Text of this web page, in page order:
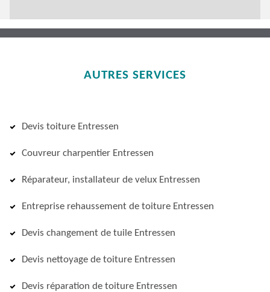
AUTRES SERVICES
Devis toiture Entressen
Couvreur charpentier Entressen
Réparateur, installateur de velux Entressen
Entreprise rehaussement de toiture Entressen
Devis changement de tuile Entressen
Devis nettoyage de toiture Entressen
Devis réparation de toiture Entressen